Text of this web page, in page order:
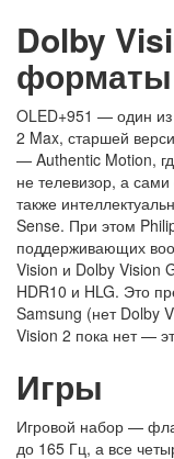
Dolby
форматы
OLED+951 — один из
2 Max, старшей
— Authentic Motion,
не телевизор, а
также
Sense. При этом
поддерживающих
Vision и Dolby Vision
HDR10 и HLG. Это
Samsung (нет Dolby
Vision 2 пока нет —
Игры
Игровой набор —
до 165 Гц, а все